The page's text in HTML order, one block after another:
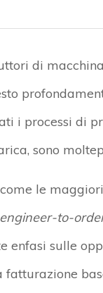
di
i processi di
sono
le
engineer-to-
enfasi sulle
fatturazione